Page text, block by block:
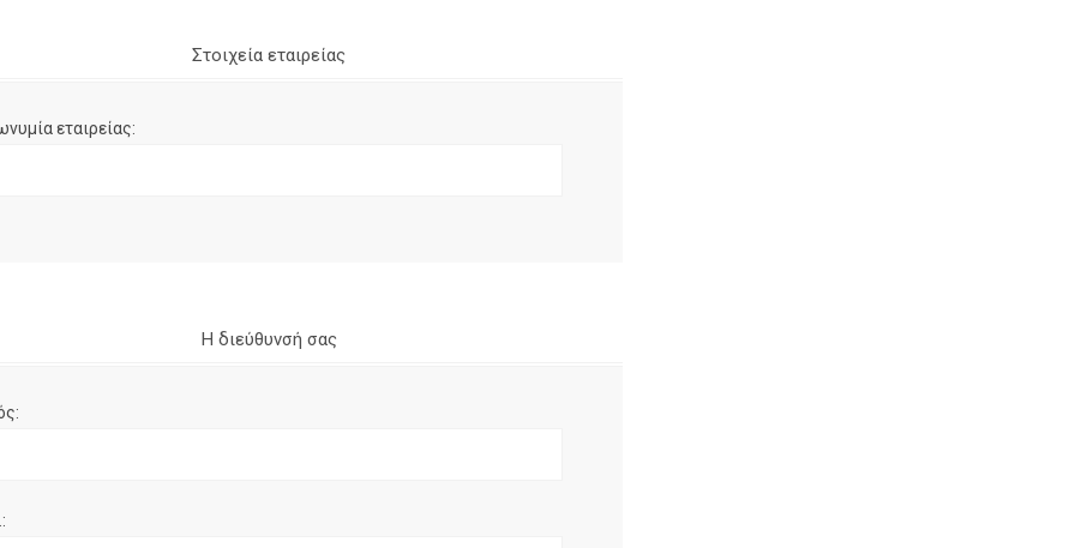
Στοιχεία εταιρείας
εταιρείας:
Η διεύθυνσή σας